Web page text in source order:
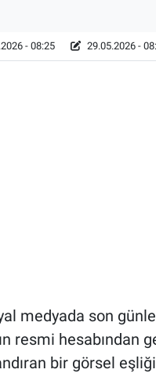
- 08:25 29.05.2026 -
medyada son
resmi hesabından
bir görsel